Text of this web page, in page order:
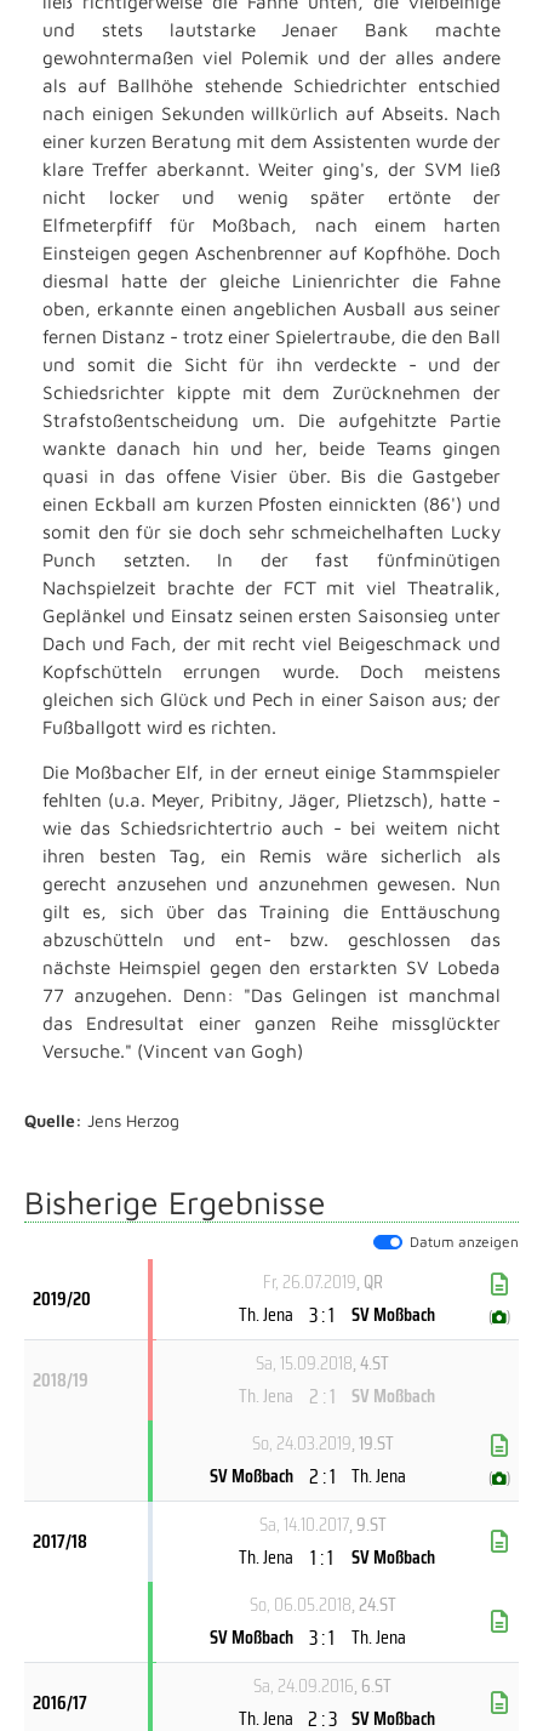
und stets lautstarke Jenaer Bank machte
gewohntermaßen viel Polemik und der alles andere
als auf Ballhöhe stehende Schiedrichter entschied
nach einigen Sekunden willkürlich auf Abseits. Nach
einer kurzen Beratung mit dem Assistenten wurde der
klare Treffer aberkannt. Weiter ging's, der SVM ließ
nicht locker und wenig später ertönte der
Elfmeterpfiff für Moßbach, nach einem harten
Einsteigen gegen Aschenbrenner auf Kopfhöhe. Doch
diesmal hatte der gleiche Linienrichter die Fahne
oben, erkannte einen angeblichen Ausball aus seiner
fernen Distanz - trotz einer Spielertraube, die den Ball
und somit die Sicht für ihn verdeckte - und der
Schiedsrichter kippte mit dem Zurücknehmen der
Strafstoßentscheidung um. Die aufgehitzte Partie
wankte danach hin und her, beide Teams gingen
quasi in das offene Visier über. Bis die Gastgeber
einen Eckball am kurzen Pfosten einnickten (86') und
somit den für sie doch sehr schmeichelhaften Lucky
Punch setzten. In der fast fünfminütigen
Nachspielzeit brachte der FCT mit viel Theatralik,
Geplänkel und Einsatz seinen ersten Saisonsieg unter
Dach und Fach, der mit recht viel Beigeschmack und
Kopfschütteln errungen wurde. Doch meistens
gleichen sich Glück und Pech in einer Saison aus; der
Fußballgott wird es richten.
Die Moßbacher Elf, in der erneut einige Stammspieler
fehlten (u.a. Meyer, Pribitny, Jäger, Plietzsch), hatte -
wie das Schiedsrichtertrio auch - bei weitem nicht
ihren besten Tag, ein Remis wäre sicherlich als
gerecht anzusehen und anzunehmen gewesen. Nun
gilt es, sich über das Training die Enttäuschung
abzuschütteln und ent- bzw. geschlossen das
nächste Heimspiel gegen den erstarkten SV Lobeda
77 anzugehen. Denn: "Das Gelingen ist manchmal
das Endresultat einer ganzen Reihe missglückter
Versuche." (Vincent van Gogh)
Quelle: Jens Herzog
Bisherige Ergebnisse
Datum anzeigen
2019/20
Fr, 26.07.2019, QR
Th. Jena 3 : 1 SV Moßbach ( )
2018/19
Sa, 15.09.2018, 4.ST
Th. Jena 2 : 1 SV Moßbach
So, 24.03.2019, 19.ST
SV Moßbach 2 : 1 Th. Jena ( )
2017/18
Sa, 14.10.2017, 9.ST
Th. Jena
1 : 1
SV Moßbach
So, 06.05.2018, 24.ST
SV Moßbach 3 : 1 Th. Jena
2016/17
Sa, 24.09.2016, 6.ST
Th. Jena 2 : 3 SV Moßbach